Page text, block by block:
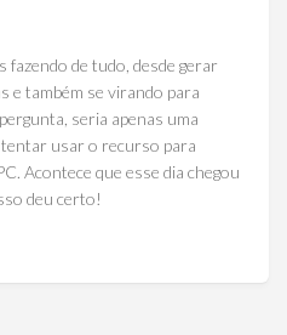
fazendo de tudo, desde gerar
e também se virando para
seria apenas uma
usar o recurso para
Acontece que esse dia chegou
deu certo!